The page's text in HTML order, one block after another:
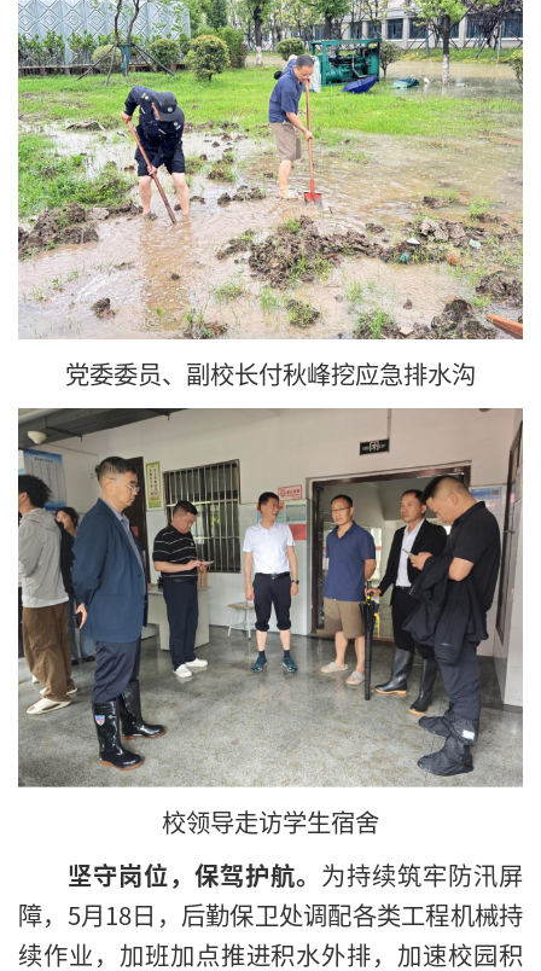
党委委员、副校长付秋峰挖应急排水沟
校领导走访学生宿舍
坚守岗位，保驾护航。 为持续筑牢防汛屏
障，5月18日，后勤保卫处调配各类工程机械持
续作业，加班加点推进积水外排，加速校园积